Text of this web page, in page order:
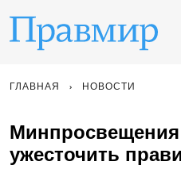
ГЛАВНАЯ НОВОСТИ
Минпросвещения
ужесточить